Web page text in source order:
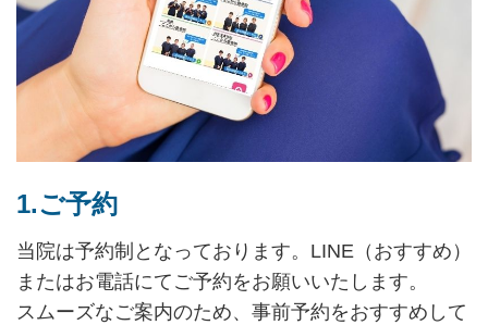
1.ご予約
当院は予約制となっております。LINE（おすすめ）
またはお電話にてご予約をお願いいたします。
スムーズなご案内のため、事前予約をおすすめして